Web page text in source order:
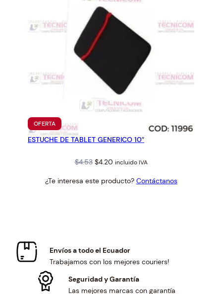
OFERTAPRODUCTO
EN
OFERTA
ESTUCHE DE TABLET GENERICO 10″
$4.53 Original
was:
$4.20Current
is:
incluido IVA
¿Te interesa este producto? Contáctanos
Envíos a todo el Ecuador
Trabajamos con los mejores couriers!
Seguridad y Garantía
Las mejores marcas con garantía